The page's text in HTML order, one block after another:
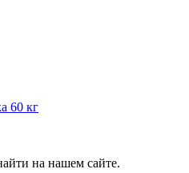
60 кг
на нашем сайте.